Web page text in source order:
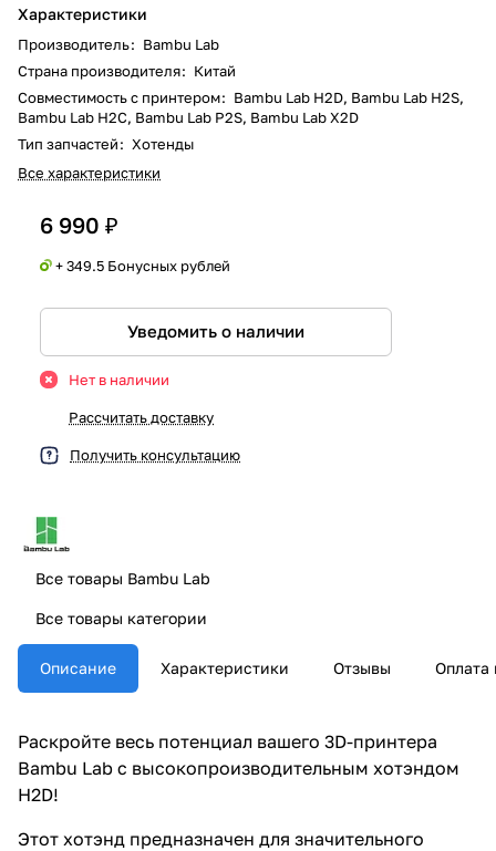
Характеристики
Производитель: Bambu Lab
Страна производителя: Китай
Совместимость с принтером: Bambu Lab H2D, Bambu Lab H2S,
Bambu Lab H2C, Bambu Lab P2S, Bambu Lab X2D
Тип запчастей: Хотенды
Все характеристики
6 990 ₽
+ 349.5 Бонусных рублей
Уведомить о наличии
Нет в наличии
Рассчитать доставку
Получить консультацию
Все товары Bambu Lab
Все товары категории
Описание Характеристики Отзывы Оплата
Раскройте весь потенциал вашего 3D-принтера
Bambu Lab с высокопроизводительным хотэндом
H2D!
Этот хотэнд предназначен для значительного